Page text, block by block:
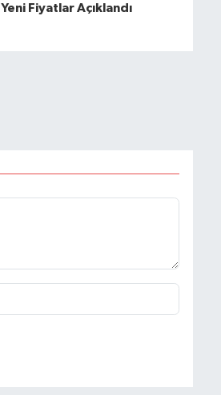
Yeni Fiyatlar Açıklandı